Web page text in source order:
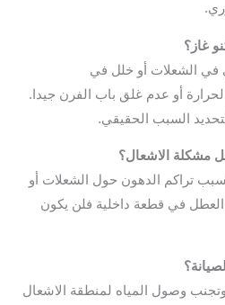
غاز؟
في الشعلات أو خلل في
أو عدم غلق باب الفرن جيدا.
السبب الحقيقي.
مشكلة الاشعال؟
تراكم الدهون حول الشعلات أو
في قطعة داخلية فلن يكون
وصول المياه لمنطقة الاشعال